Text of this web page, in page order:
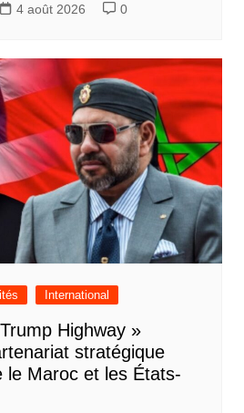
4 août 2026 0
International
Highway »
stratégique
le Maroc et les États-